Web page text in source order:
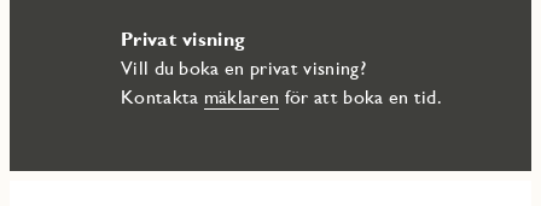
Privat visning
Vill du boka en privat visning?
Kontakta mäklaren för att boka en tid.